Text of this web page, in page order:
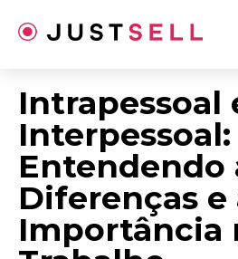
para
Intrapessoal
Interpessoal:
Entendendo
Diferenças e
Importância